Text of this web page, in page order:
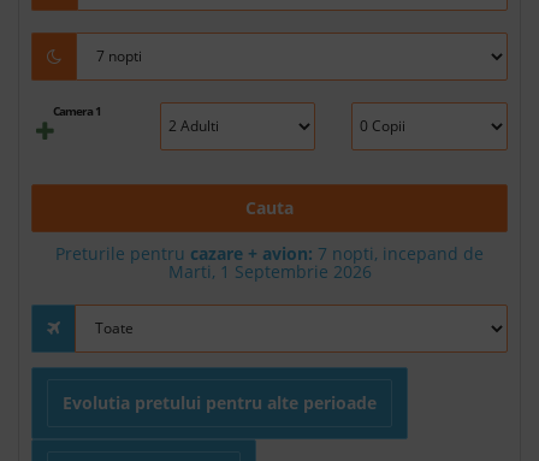
Camera 1
Cauta
Preturile pentru cazare + avion: 7 nopti, incepand de
Marti, 1 Septembrie 2026
Evolutia pretului pentru alte perioade